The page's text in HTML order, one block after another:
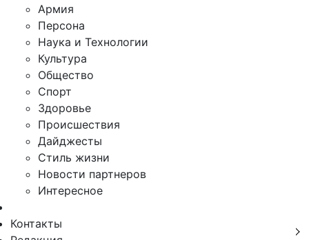
Армия
Персона
Наука и Технологии
Культура
Общество
Спорт
Здоровье
Происшествия
Дайджесты
Стиль жизни
Новости партнеров
Интересное
Контакты